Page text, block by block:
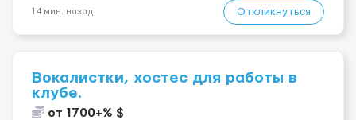
14 мин. назад Откликнуться
Вокалистки, хостес для работы в
клубе.
от 1700+% $